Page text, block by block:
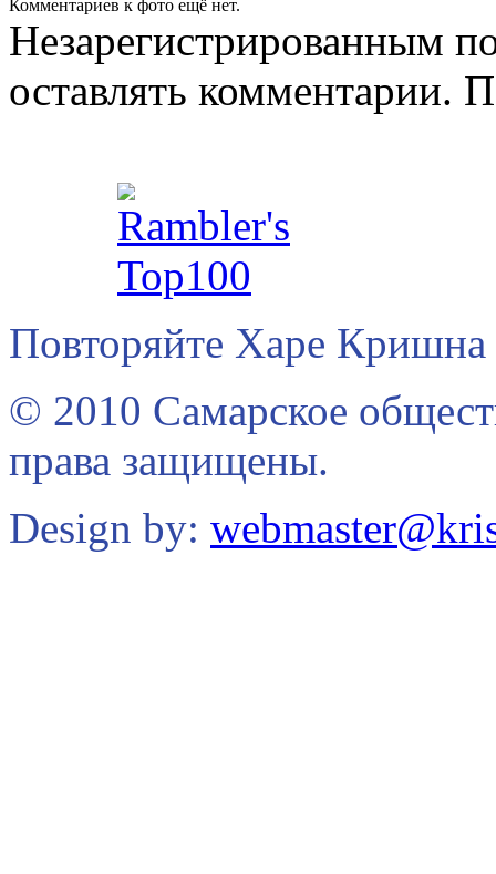
Комментариев к фото ещё нет.
Незарегистрированным
оставлять комментарии.
Повторяйте Харе Кришна
© 2010 Самарское
права защищены.
Design by: